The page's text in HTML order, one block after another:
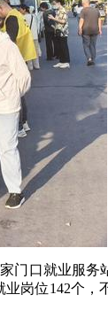
门口就业服务
岗位142个，